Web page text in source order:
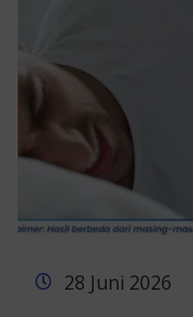
28 Juni 2026